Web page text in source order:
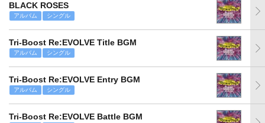
BLACK ROSES
アルバム シングル
Tri-Boost Re:EVOLVE Title BGM
アルバム シングル
Tri-Boost Re:EVOLVE Entry BGM
アルバム シングル
Tri-Boost Re:EVOLVE Battle BGM